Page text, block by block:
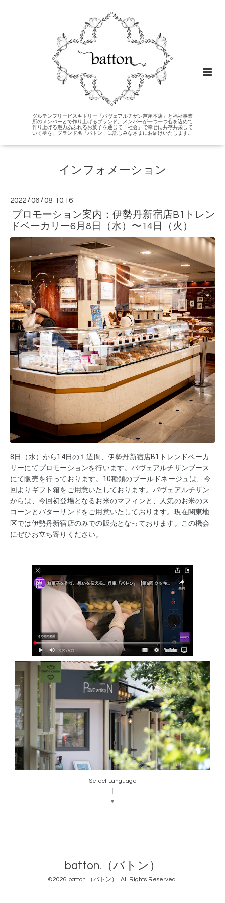
グルテンフリービスキトリー「パヴェアルチザン芦屋本店」と福祉事業
所のメンバーとで作り上げるブランド。メンバーが一つ一つ心を込めて
作り上げる魅力あふれるお菓子を通じて「社会」で幸せに共存共栄して
いく夢を、ブランド名「バトン」に託しみなさまにお届けいたします。
インフォメーション
2022 /06 /08 10:16
プロモーション案内：伊勢丹新宿店B1トレン
ドベーカリー6月8日（水）〜14日（火）
8日（水）から14日の１週間、伊勢丹新宿店B1トレンドベーカ
リーにてプロモーションを行います。パヴェアルチザンブース
にて販売を行っております。10種類のブールドネージュは、今
回よりギフト箱をご用意いたしております。パヴェアルチザン
からは、今回初登場となるお米のマフィンと、人気のお米のス
コーンとバターサンドをご用意いたしております。現在関東地
区では伊勢丹新宿店のみでの販売となっております。この機会
にぜひお立ち寄りください。
Select Language
▼
batton.（バトン）
©2026 batton.（バトン） . All Rights Reserved.